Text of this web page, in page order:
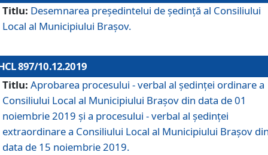
Titlu: Desemnarea preşedintelui de şedinţă al Consiliului
Local al Municipiului Braşov.
897/10.12.2019
Titlu: Aprobarea procesului - verbal al şedinţei ordinare a
Consiliului Local al Municipiului Brașov din data de 01
noiembrie 2019 și a procesului - verbal al ședinței
extraordinare a Consiliului Local al Municipiului Brașov
data de 15 noiembrie 2019.